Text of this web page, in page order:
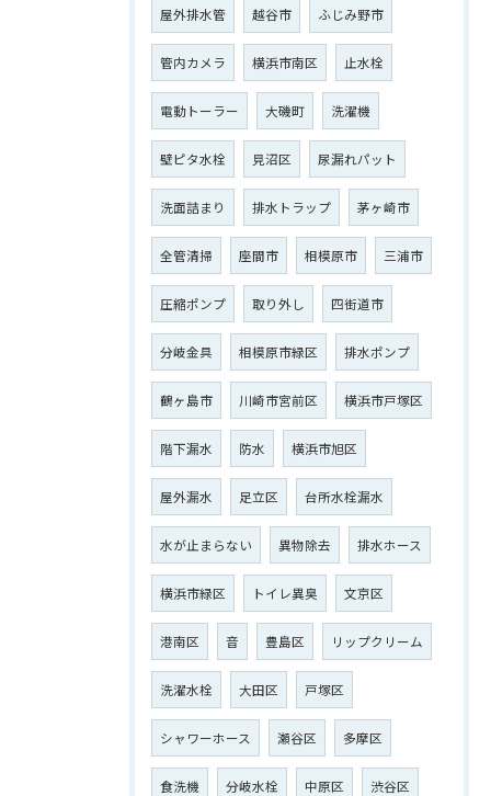
屋外排水管 越谷市 ふじみ野市
管内カメラ 横浜市南区 止水栓
電動トーラー 大磯町 洗濯機
壁ピタ水栓 見沼区 尿漏れパット
洗面詰まり 排水トラップ 茅ヶ崎市
全管清掃 座間市 相模原市 三浦市
圧縮ポンプ 取り外し 四街道市
分岐金具 相模原市緑区 排水ポンプ
鶴ヶ島市 川崎市宮前区 横浜市戸塚区
階下漏水 防水 横浜市旭区
屋外漏水 足立区 台所水栓漏水
水が止まらない 異物除去 排水ホース
横浜市緑区 トイレ異臭 文京区
港南区 音 豊島区 リップクリーム
洗濯水栓 大田区 戸塚区
シャワーホース 瀬谷区 多摩区
食洗機 分岐水栓 中原区 渋谷区